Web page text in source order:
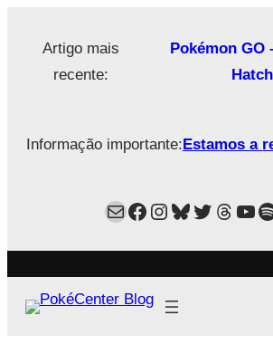
Artigo mais
recente:
Pokémon GO
Informação importante:Estamos a
MailFacebook
Instagram
Bluesky
Twitter
Estamos no